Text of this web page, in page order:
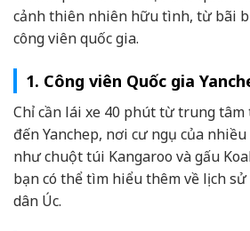
cảnh thiên nhiên hữu tình, từ bãi
công viên quốc gia.
1. Công viên Quốc gia
Chỉ cần lái xe 40 phút từ trung
đến Yanchep, nơi cư ngụ của
như chuột túi Kangaroo và gấu
bạn có thể tìm hiểu thêm về lịch sử
dân Úc.